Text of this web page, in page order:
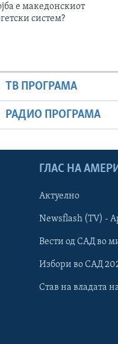
е македонскиот
систем?
ТВ ПРОГРАМА
РАДИО ПРОГРАМА
ГЛАС НА
Актуелно
Newsflash (TV) -
Вести од САД во
Избори во САД
Став на владата